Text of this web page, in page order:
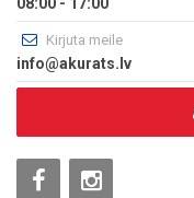
08:00 - 17:00
Kirjuta meile
info@akurats.lv